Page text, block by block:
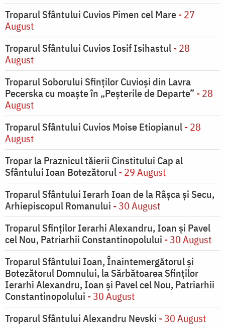
Troparul Sfântului Cuvios Pimen cel Mare- 27
August
Troparul Sfântului Cuvios Iosif Isihastul- 28
August
Troparul Soborului Sfinților Cuvioși din Lavra
Pecerska cu moaște în „Peșterile de Departe” - 28
August
Troparul Sfântului Cuvios Moise Etiopianul- 28
August
Tropar la Praznicul tăierii Cinstitului Cap al
Sfântului Ioan Botezătorul- 29 August
Troparul Sfântului Ierarh Ioan de la Râşca şi Secu,
Arhiepiscopul Romanului - 30 August
Troparul Sfinţilor Ierarhi Alexandru, Ioan şi Pavel
cel Nou, Patriarhii Constantinopolului - 30 August
Troparul Sfântului Ioan, Înaintemergătorul şi
Botezătorul Domnului, la Sărbătoarea Sfinţilor
Ierarhi Alexandru, Ioan şi Pavel cel Nou, Patriarhii
Constantinopolului - 30 August
Troparul Sfântului Alexandru Nevski - 30 August